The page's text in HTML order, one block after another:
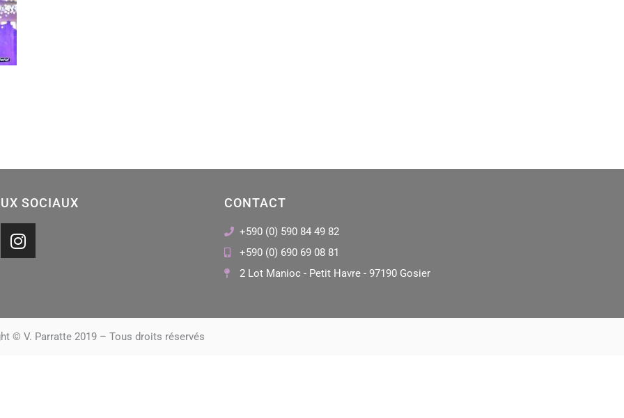
SOCIAUX
I
n
g
r
CONTACT
+590 (0) 590 84 49 82
+590 (0) 690 69 08 81
2 Lot Manioc - Petit Havre - 97190 Gosier
© V. Parratte 2019 – Tous droits réservés